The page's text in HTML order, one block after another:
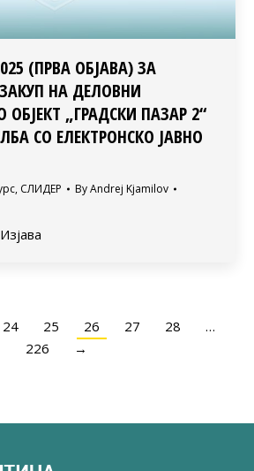
(ПРВА ОБЈАВА) ЗА
НА ДЕЛОВНИ
„ГРАДСКИ ПАЗАР 2“
СО ЕЛЕКТРОНСКО ЈАВНО
, СЛИДЕР ByAndrej Kjamilov
24 25 26 27 28
…
226
→